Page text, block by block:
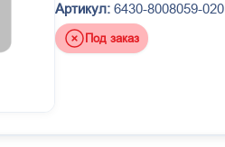
Артикул: 6430-8008059-020
Под заказ